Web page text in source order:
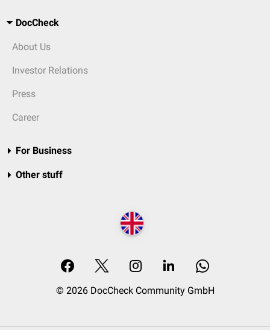
DocCheck
About Us
Investor Relations
Press
Career
For Business
Other stuff
© 2026 DocCheck Community GmbH